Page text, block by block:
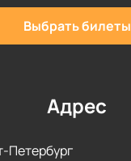
Выбрать билеты
Адрес
Петербург